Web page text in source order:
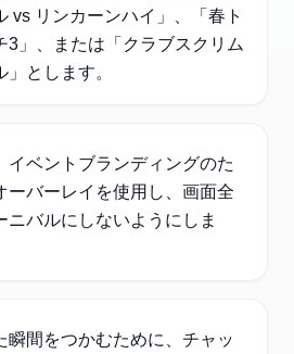
vs リンカーンハイ」、「春ト
3」、または「クラブスクリム
とします。
イベントブランディングのた
ーバーレイを使用し、画面全
ニバルにしないようにしま
瞬間をつかむために、チャッ